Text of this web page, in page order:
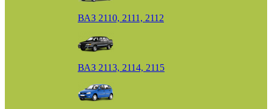
ВАЗ 2110, 2111, 2112
ВАЗ 2113, 2114, 2115